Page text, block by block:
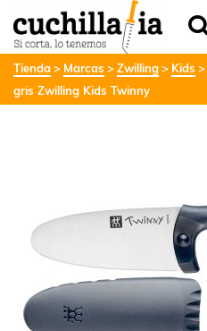
Tienda Marcas Zwilling Kids
gris Zwilling Kids Twinny